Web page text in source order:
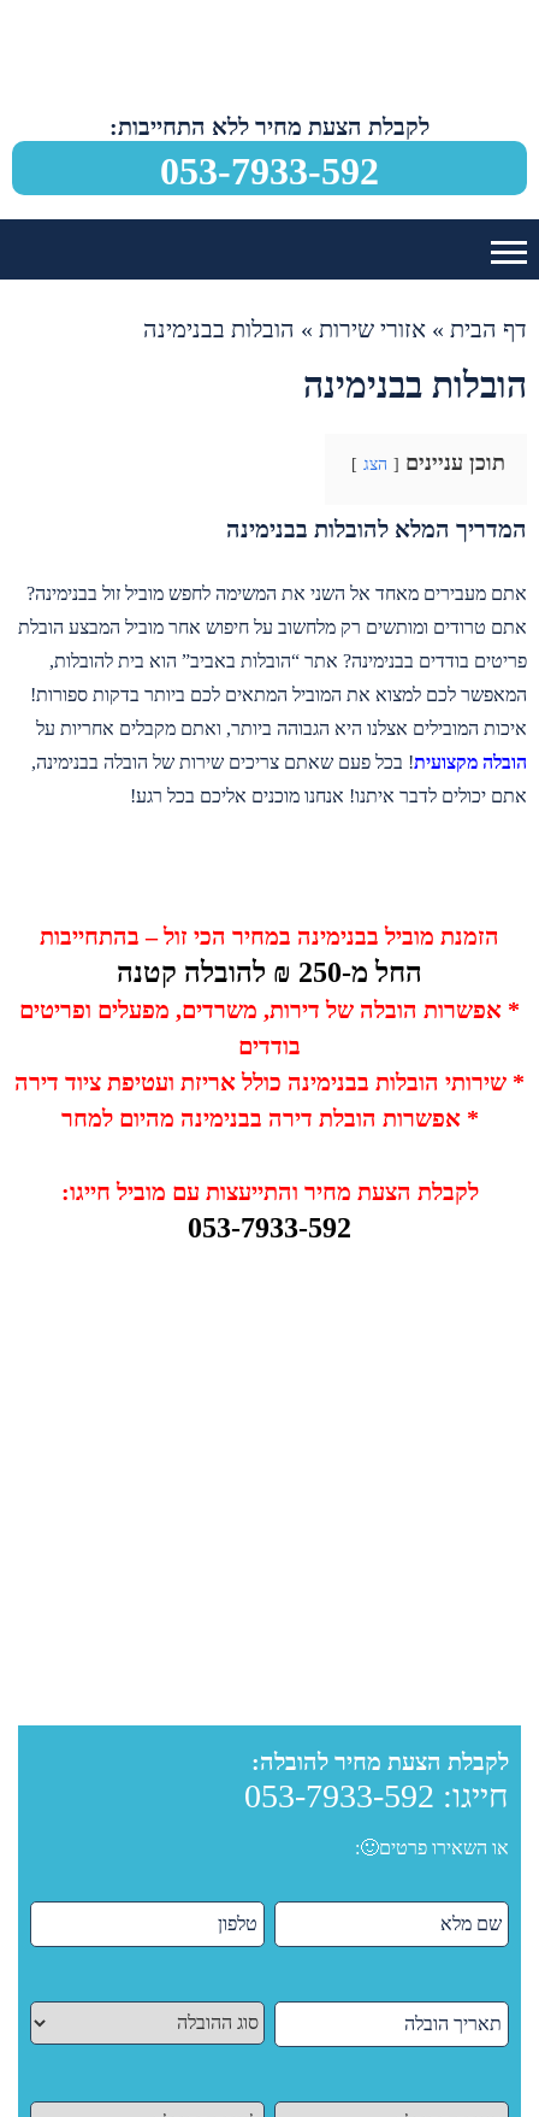
לקבלת הצעת מחיר ללא התחייבות:
053-7933-592
דף הבית » אזורי שירות » הובלות בבנימינה
הובלות בבנימינה
תוכן עניינים הצג
המדריך המלא להובלות בבנימינה
אתם מעבירים מאחד אל השני את המשימה לחפש מוביל זול בבנימינה?
אתם טרודים ומותשים רק מלחשוב על חיפוש אחר מוביל המבצע הובלת
פריטים בודדים בבנימינה? אתר “הובלות באביב” הוא בית להובלות,
המאפשר לכם למצוא את המוביל המתאים לכם ביותר בדקות ספורות!
איכות המובילים אצלנו היא הגבוהה ביותר, ואתם מקבלים אחריות על
הובלה מקצועית! בכל פעם שאתם צריכים שירות של הובלה בבנימינה,
אתם יכולים לדבר איתנו! אנחנו מוכנים אליכם בכל רגע!
הזמנת מוביל בבנימינה במחיר הכי זול – בהתחייבות
החל מ-250 ₪ להובלה קטנה
* אפשרות הובלה של דירות, משרדים, מפעלים ופריטים
בודדים
* שירותי הובלות בבנימינה כולל אריזת ועטיפת ציוד דירה
* אפשרות הובלת דירה בבנימינה מהיום למחר
לקבלת הצעת מחיר והתייעצות עם מוביל חייגו:
053-7933-592
לקבלת הצעת מחיר להובלה:
חייגו: 053-7933-592
או השאירו פרטים🙂: